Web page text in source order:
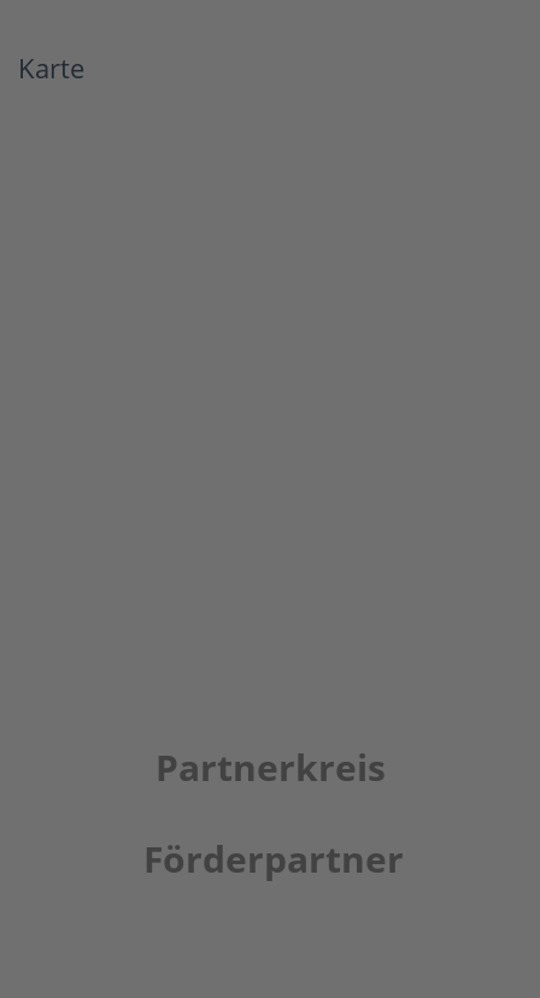
Karte
Partnerkreis
Förderpartner